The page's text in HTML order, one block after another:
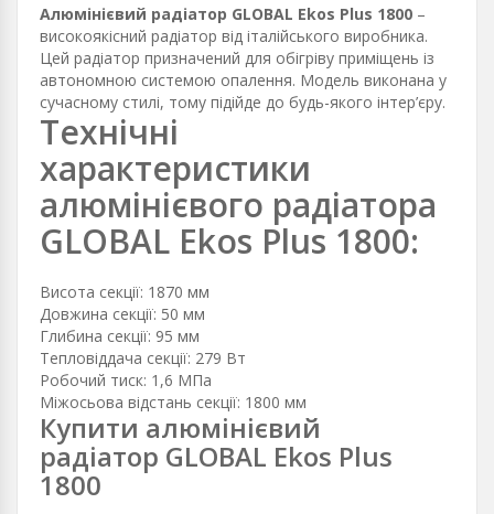
Алюмінієвий радіатор GLOBAL Ekos Plus 1800 –
високоякісний радіатор від італійського виробника.
Цей радіатор призначений для обігріву приміщень із
автономною системою опалення. Модель виконана у
сучасному стилі, тому підійде до будь-якого інтер’єру.
Технічні
характеристики
алюмінієвого радіатора
GLOBAL Ekos Plus 1800:
Висота секції: 1870 мм
Довжина секції: 50 мм
Глибина секції: 95 мм
Тепловіддача секції: 279 Вт
Робочий тиск: 1,6 МПа
Міжосьова відстань секції: 1800 мм
Купити алюмінієвий
радіатор GLOBAL Ekos Plus
1800